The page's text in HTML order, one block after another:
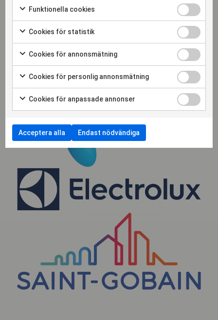
Funktionella cookies
Cookies för statistik
Cookies för annonsmätning
Cookies för personlig annonsmätning
Cookies för anpassade annonser
Endast nödvändiga
Acceptera alla